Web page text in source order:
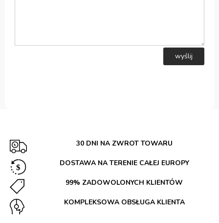
wyślij
30 DNI NA ZWROT TOWARU
DOSTAWA NA TERENIE CAŁEJ EUROPY
99% ZADOWOLONYCH KLIENTÓW
KOMPLEKSOWA OBSŁUGA KLIENTA